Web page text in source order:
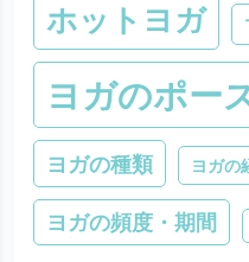
ホットヨガ
ヨガのポー
ヨガの種類 ヨガの
ヨガの頻度・期間